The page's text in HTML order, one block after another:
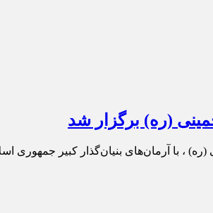
(ره) برگزار شد
، با آرمان‌های بنیان‌گذار کبیر جمهوری